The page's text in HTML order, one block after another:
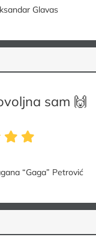
Glavas
sam 🙌
“Gaga” Petrović